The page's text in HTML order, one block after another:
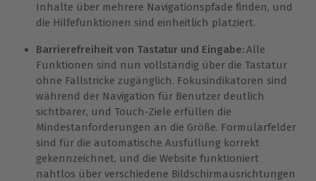
Inhalte über mehrere Navigationspfade finden, und
die Hilfefunktionen sind einheitlich platziert.
Barrierefreiheit von Tastatur und Eingabe:Alle
Funktionen sind nun vollständig über die Tastatur
ohne Fallstricke zugänglich. Fokusindikatoren sind
während der Navigation für Benutzer deutlich
sichtbarer, und Touch-Ziele erfüllen die
Mindestanforderungen an die Größe. Formularfelder
sind für die automatische Ausfüllung korrekt
gekennzeichnet, und die Website funktioniert
nahtlos über verschiedene Bildschirmausrichtungen